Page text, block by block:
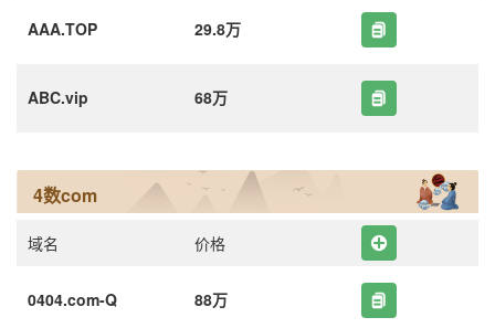
AAA.TOP 29.8万
ABC.vip 68万
4数com
域名 价格
0404.com-Q 88万